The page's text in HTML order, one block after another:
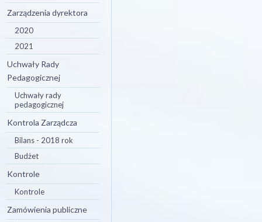
Zarządzenia dyrektora
2020
2021
Uchwały Rady
Pedagogicznej
Uchwały rady
pedagogicznej
Kontrola Zarządcza
Bilans - 2018 rok
Budżet
Kontrole
Kontrole
Zamówienia publiczne